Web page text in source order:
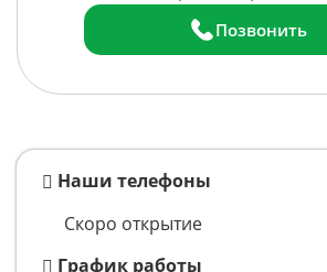
Позвонить
Наши телефоны
Скоро открытие
График работы